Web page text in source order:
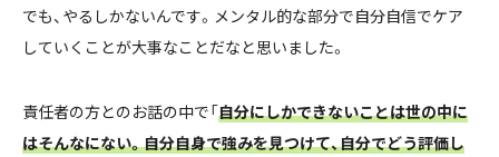
でも、やるしかないんです。メンタル的な部分で自分自信でケア
していくことが大事なことだなと思いました。
責任者の方とのお話の中で「自分にしかできないことは世の中に
はそんなにない。自分自身で強みを見つけて、自分でどう評価し